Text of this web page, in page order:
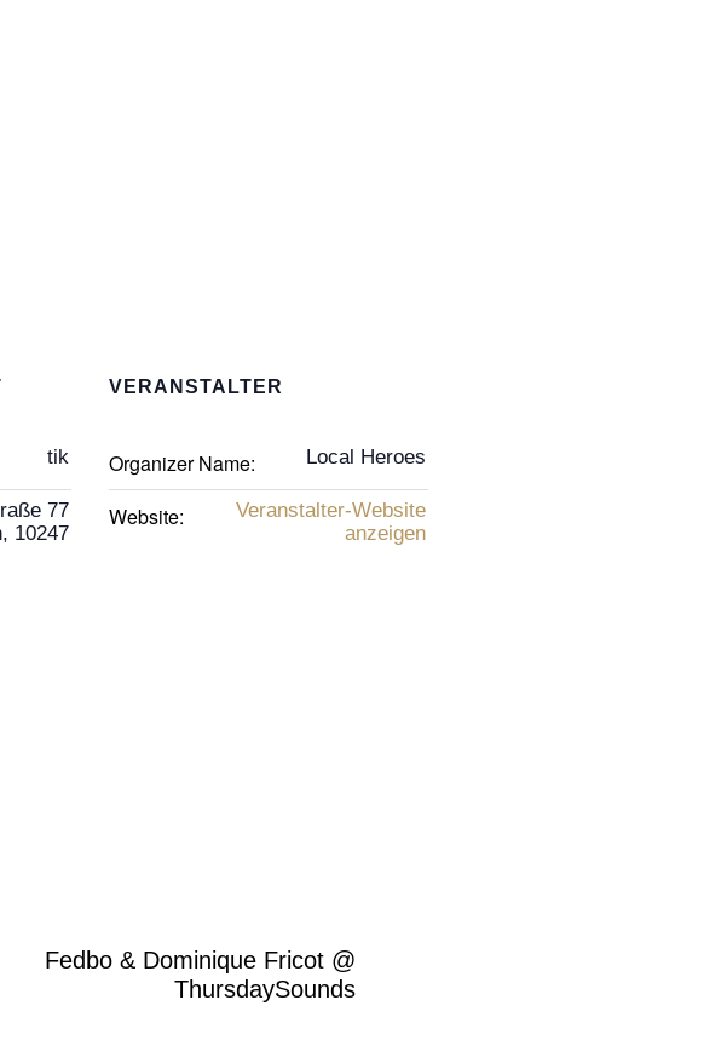
tik
77
, 10247
VERANSTALTER
Organizer Name: Local Heroes
Website:
Veranstalter-Website
anzeigen
Fedbo & Dominique Fricot @
ThursdaySounds